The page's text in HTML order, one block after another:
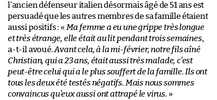
l’ancien défenseur italien désormais âgé de 51 ans est
persuadé que les autres membres de sa famille étaient
aussi positifs : « Ma femme a eu une grippe très longue
et très étrange, elle était au lit pendant trois semaines,
a-t-il avoué.Avant cela, à la mi-février, notre fils aîné
Christian, qui a 23 ans, était aussi très malade, c’est
peut-être celui qui a le plus souffert de la famille. Ils ont
tous les deux été testés négatifs. Mais nous sommes
convaincus qu’eux aussi ont attrapé le virus. »